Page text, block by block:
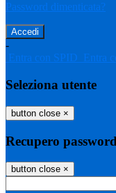
Password dimenticata?
-
Entra con SPID
Entra
Seleziona utente
button close ×
Recupero password
button close ×